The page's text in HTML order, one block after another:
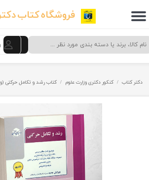
فروشگاه کتاب
حساب کاربری من
تغییر گذر واژه
خروج از حساب کاربری
دکتر کتاب کنکور دکتری وزارت علوم کتاب رشد و تکامل حرکتی